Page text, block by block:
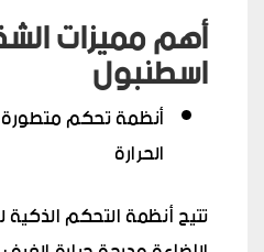
أهم مميزات
اسطنبول
أنظمة تحكم
الحرارة
تتيح أنظمة التحكم